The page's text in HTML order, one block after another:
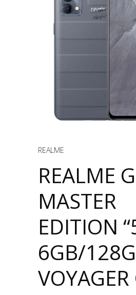
REALME
REALME
MASTER
EDITION
6GB/
VOYAGER